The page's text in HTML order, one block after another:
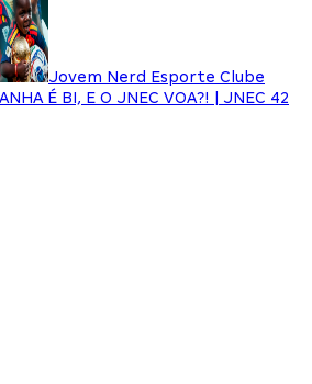
Jovem Nerd Esporte Clube
É BI, E O JNEC VOA?! | JNEC 42